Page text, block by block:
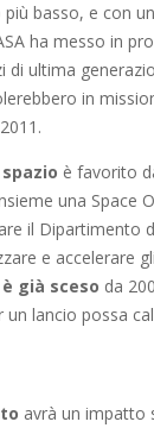
basso, e con
ha messo in
di ultima
in
è favorito
una Space
il Dipartimento
e accelerare
già sceso da
lancio possa
avrà un impatto